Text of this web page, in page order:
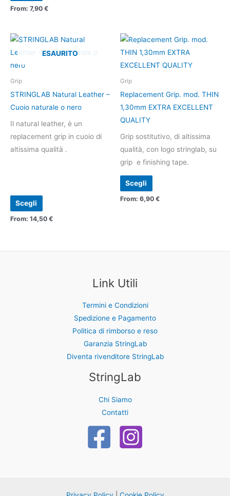
From: 7,90 €
ESAURITO
Grip
STRINGLAB Natural Leather –
Cuoio naturale o nero
Il natural leather, è un
replacement grip in cuoio di
altissima qualità .
Scegli
Questo
prodotto
varianti.
possono
essere
scelte
From: 14,50 €
Grip
Replacement Grip. mod. THIN
1,30mm EXTRA EXCELLENT
QUALITY
Grip sostitutivo, di altissima
qualità, con logo stringlab, su
grip e finishing tape.
Scegli
Questo
prodotto
ha
varianti.
Le
essere
scelte
nella
del
From: 6,90 €
Link Utili
Termini e Condizioni
Spedizione e Pagamento
Politica di rimborso e reso
Garanzia StringLab
Diventa rivenditore StringLab
StringLab
Chi Siamo
Contatti